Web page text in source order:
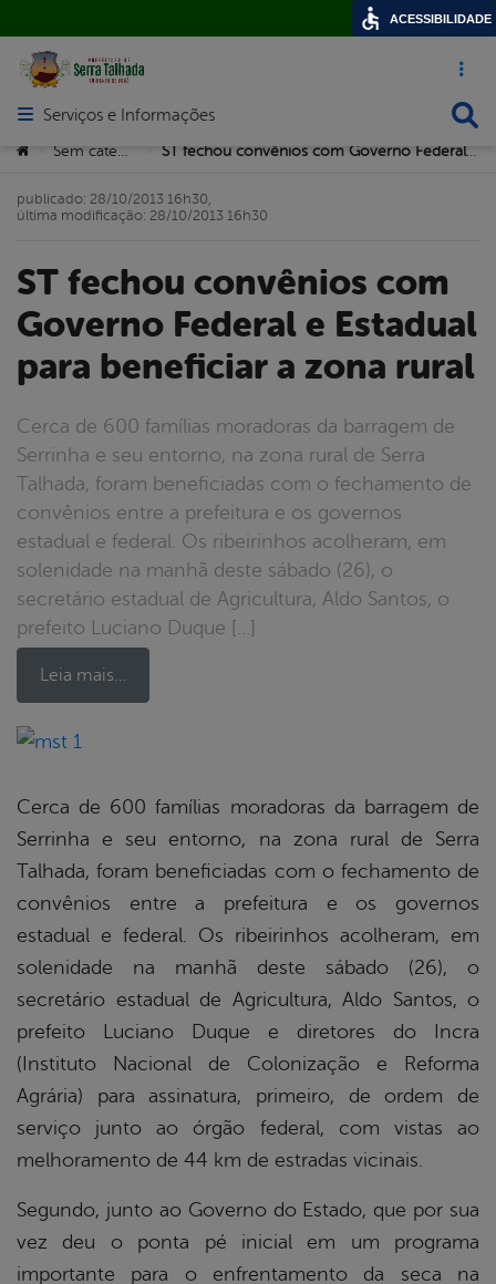
Acesso
Abrir menu principal de navegação
Serviços e Informações
Você está aqui:
> > ST fechou convênios com Governo Federal e Estadual para beneficiar a zona rural
ST fechou convênios com
Governo Federal e Estadual
para beneficiar a zona rural
Cerca de 600 famílias moradoras da barragem de
Serrinha e seu entorno, na zona rural de Serra
Talhada, foram beneficiadas com o fechamento de
convênios entre a prefeitura e os governos
estadual e federal. Os ribeirinhos acolheram, em
solenidade na manhã deste sábado (26), o
secretário estadual de Agricultura, Aldo Santos, o
prefeito Luciano Duque […]
Leia mais…
publicado: 28/10/2013 16h30,
última modificação: 28/10/2013 16h30
Cerca de 600 famílias moradoras da barragem de
Serrinha e seu entorno, na zona rural de Serra
Talhada, foram beneficiadas com o fechamento de
convênios entre a prefeitura e os governos
estadual e federal. Os ribeirinhos acolheram, em
solenidade na manhã deste sábado (26), o
secretário estadual de Agricultura, Aldo Santos, o
prefeito Luciano Duque e diretores do Incra
(Instituto Nacional de Colonização e Reforma
Agrária) para assinatura, primeiro, de ordem de
serviço junto ao órgão federal, com vistas ao
melhoramento de 44 km de estradas vicinais.
Segundo, junto ao Governo do Estado, que por sua
vez deu o ponta pé inicial em um programa
importante para o enfrentamento da seca na
ACESSIBILIDADE